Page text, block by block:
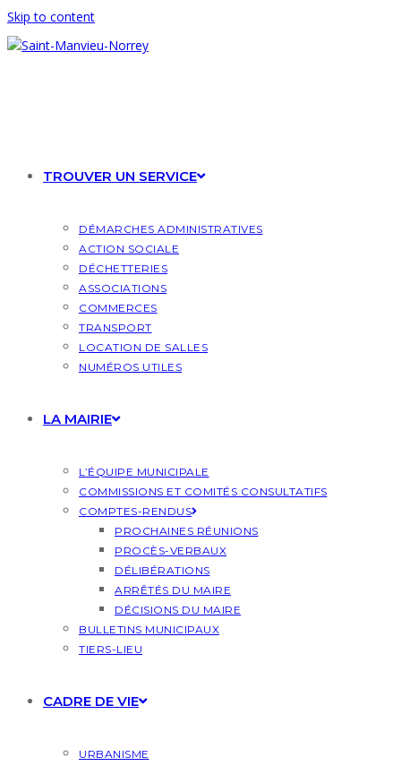
Skip to content
TROUVER UN SERVICE
DÉMARCHES ADMINISTRATIVES
ACTION SOCIALE
DÉCHETTERIES
ASSOCIATIONS
COMMERCES
TRANSPORT
LOCATION DE SALLES
NUMÉROS UTILES
LA MAIRIE
L’ÉQUIPE MUNICIPALE
COMMISSIONS ET COMITÉS CONSULTATIFS
COMPTES-RENDUS
PROCHAINES RÉUNIONS
PROCÈS-VERBAUX
DÉLIBÉRATIONS
ARRÊTÉS DU MAIRE
DÉCISIONS DU MAIRE
BULLETINS MUNICIPAUX
TIERS-LIEU
CADRE DE VIE
URBANISME